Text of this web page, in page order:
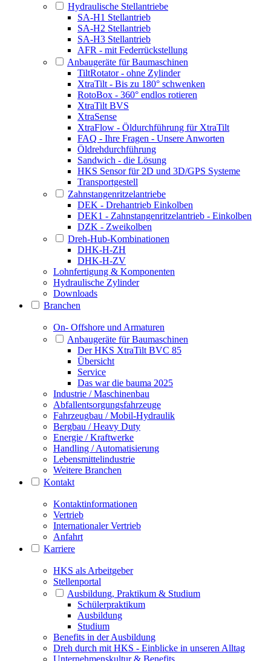
Hydraulische Stellantriebe
SA-H1 Stellantrieb
SA-H2 Stellantrieb
SA-H3 Stellantrieb
AFR - mit Federrückstellung
Anbaugeräte für Baumaschinen
TiltRotator - ohne Zylinder
XtraTilt - Bis zu 180° schwenken
RotoBox - 360° endlos rotieren
XtraTilt BVS
XtraSense
XtraFlow - Öldurchführung für XtraTilt
FAQ - Ihre Fragen - Unsere Anworten
Öldrehdurchführung
Sandwich - die Lösung
HKS Sensor für 2D und 3D/GPS Systeme
Transportgestell
Zahnstangenritzelantriebe
DEK - Drehantrieb Einkolben
DEK1 - Zahnstangenritzelantrieb - Einkolben
DZK - Zweikolben
Dreh-Hub-Kombinationen
DHK-H-ZH
DHK-H-ZV
Lohnfertigung & Komponenten
Hydraulische Zylinder
Downloads
Branchen
On- Offshore und Armaturen
Anbaugeräte für Baumaschinen
Der HKS XtraTilt BVC 85
Übersicht
Service
Das war die bauma 2025
Industrie / Maschinenbau
Abfallentsorgungsfahrzeuge
Fahrzeugbau / Mobil-Hydraulik
Bergbau / Heavy Duty
Energie / Kraftwerke
Handling / Automatisierung
Lebensmittelindustrie
Weitere Branchen
Kontakt
Kontaktinformationen
Vertrieb
Internationaler Vertrieb
Anfahrt
Karriere
HKS als Arbeitgeber
Stellenportal
Ausbildung, Praktikum & Studium
Schülerpraktikum
Ausbildung
Studium
Benefits in der Ausbildung
Dreh durch mit HKS - Einblicke in unseren Alltag
Unternehmenskultur & Benefits